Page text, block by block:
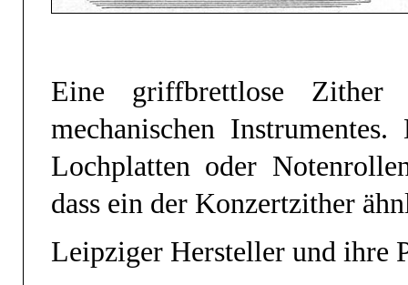
Eine griffbrettlose Zither
mechanischen
Lochplatten oder
dass ein der Konzertzither
Leipziger Hersteller und ihre